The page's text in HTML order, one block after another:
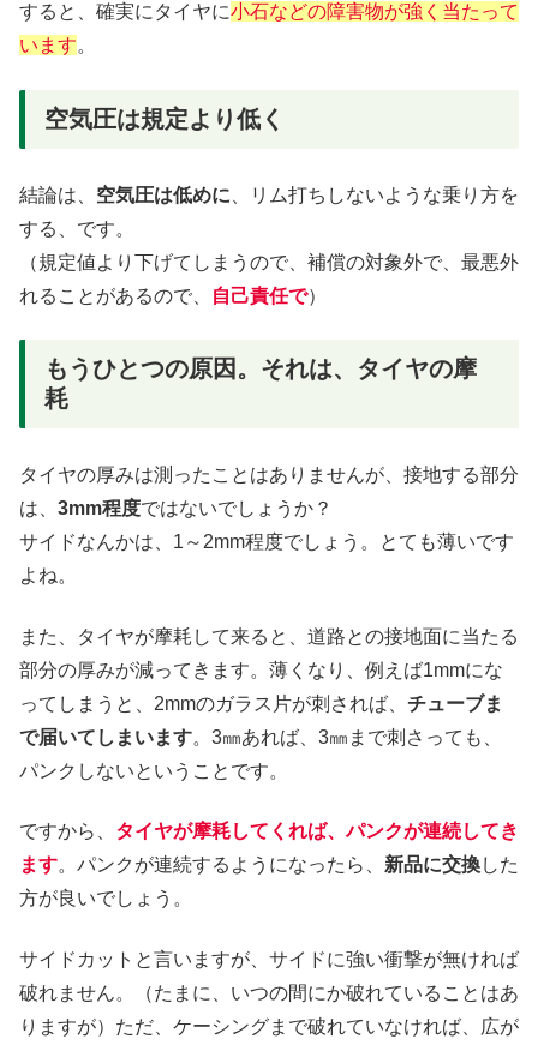
すると、確実にタイヤに小石などの障害物が強く当たって
います。
空気圧は規定より低く
結論は、 空気圧は低めに 、リム打ちしないような乗り方を
する、です。
（規定値より下げてしまうので、補償の対象外で、最悪外
れることがあるので、
自己責任で）
もうひとつの原因。それは、タイヤの摩
耗
タイヤの厚みは測ったことはありませんが、接地する部分
は、 3mm程度ではないでしょうか？
サイドなんかは、1～2mm程度でしょう。とても薄いです
よね。
また、タイヤが摩耗して来ると、道路との接地面に当たる
部分の厚みが減ってきます。薄くなり、例えば1mmにな
ってしまうと、2mmのガラス片が刺されば、 チューブま
で届いてしまいます。3㎜あれば、3㎜まで刺さっても、
パンクしないということです。
ですから、 タイヤが摩耗してくれば、パンクが連続してき
ます。パンクが連続するようになったら、 新品に交換した
方が良いでしょう。
サイドカットと言いますが、サイドに強い衝撃が無ければ
破れません。（たまに、いつの間にか破れていることはあ
りますが）ただ、ケーシングまで破れていなければ、広が